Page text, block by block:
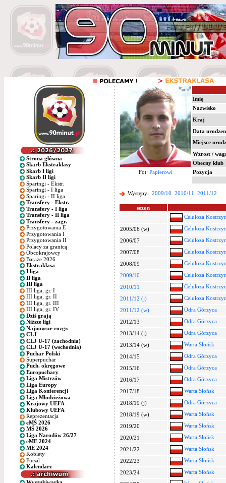
Strona główna
Skarb Ekstraklasy
Skarb I ligi
Skarb II ligi
Sparingi - Ekstr.
Sparingi - I liga
Sparingi - II liga
Transfery - Ekstr.
Transfery - I liga
Transfery - II liga
Transfery - zagr.
Przygotowania E
Przygotowania I
Przygotowania II
Polacy za granicą
Obcokrajowcy
Baraże 2026
Ekstraklasa
I liga
II liga
III liga
III liga, gr. I
III liga, gr. II
III liga, gr. III
III liga, gr. IV
Dziś grają
Niższe ligi
Najnowsze rozgr.
CLJ
CLJ U-17 (zachodnia)
CLJ U-17 (wschodnia)
Puchar Polski
Superpuchar
Puch. okręgowe
Europuchary
Liga Mistrzów
Liga Europy
Liga Konferencji
Liga Młodzieżowa
Krajowy UEFA
Klubowy UEFA
Reprezentacja
eMŚ 2026
MŚ 2026
Liga Narodów 26/27
eME 2024
ME 2024
Kobiety
Futsal
Kalendarz
Imię
Nazwisko
Kraj
Data
Miejsce
Wzrost /
Obecny klub
Fot: Papierowi Pozycja
Występy: 2009/10 2010/11 2011/12
sezon
Celuloza
2005/06 (w)
Celuloza
2006/07
Celuloza
2007/08
Celuloza
2008/09
Celuloza
2009/10
Celuloza
2010/11
Celuloza
2011/12 (j)
Celuloza
2011/12 (w)
Odra Górzyca
2012/13
Odra Górzyca
2013/14 (j)
Odra Górzyca
2013/14 (w)
Warta Słońsk
2014/15
Odra Górzyca
2015/16
Odra Górzyca
2016/17
Odra Górzyca
2017/18
Warta Słońsk
2018/19 (j)
Odra Górzyca
2018/19 (w)
Warta Słońsk
2019/20
Warta Słońsk
2020/21
Warta Słońsk
2021/22
Warta Słońsk
2022/23
Warta Słońsk
2023/24
Warta Słońsk